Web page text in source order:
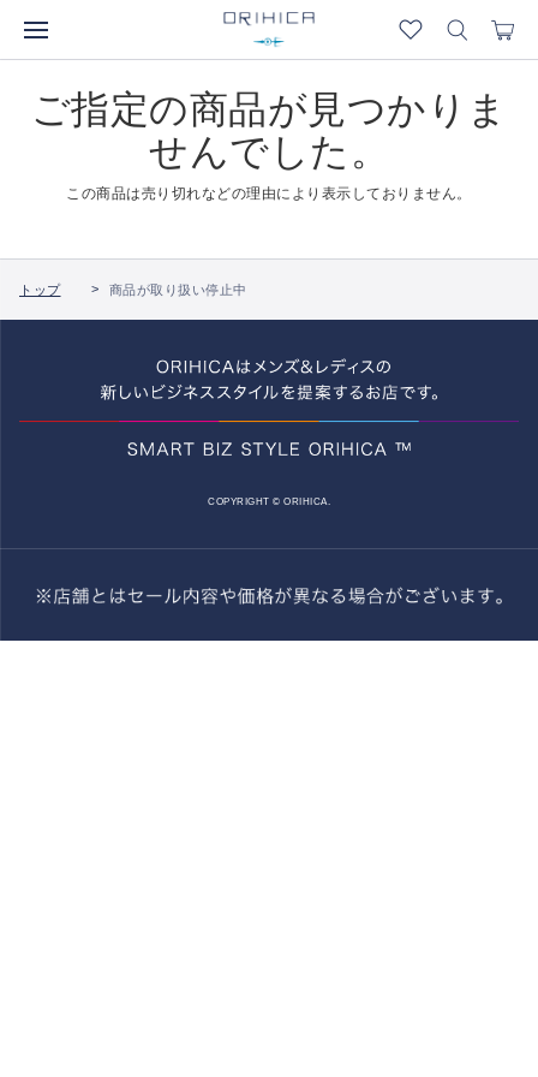
ご指定の商品が見つかりま
せんでした。
この商品は売り切れなどの理由により表示しておりません。
トップ 商品が取り扱い停止中
COPYRIGHT © ORIHICA.